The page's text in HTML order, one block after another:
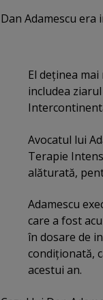
Dan Adamescu
El deţinea
includea
Avocatul lui
Terapie
alăturată,
Adamescu
care a fost
în dosare de
condiţionată,
acestui an.